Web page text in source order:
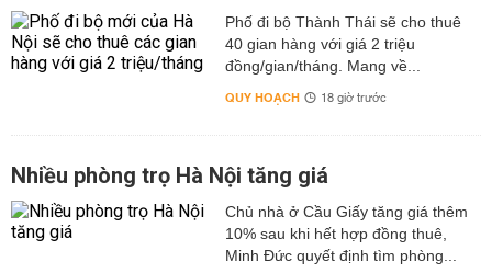
Phố đi bộ Thành Thái sẽ cho thuê
40 gian hàng với giá 2 triệu
đồng/gian/tháng. Mang về...
QUY HOẠCH 18 giờ trước
Nhiều phòng trọ Hà Nội tăng giá
Chủ nhà ở Cầu Giấy tăng giá thêm
10% sau khi hết hợp đồng thuê,
Minh Đức quyết định tìm phòng...